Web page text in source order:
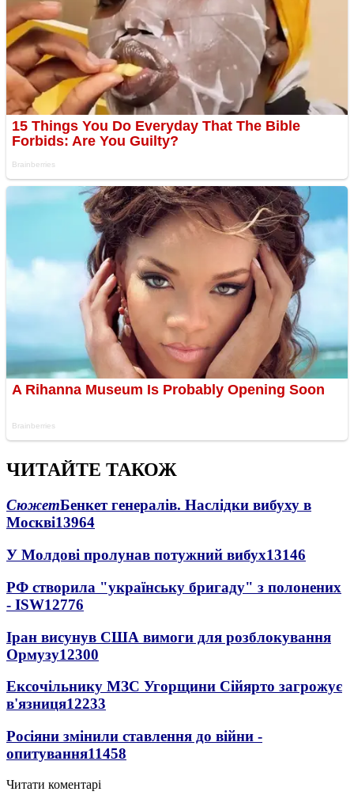
ЧИТАЙТЕ ТАКОЖ
СюжетБенкет генералів. Наслідки вибуху в
Москві13964
У Молдові пролунав потужний вибух13146
РФ створила "українську бригаду" з полонених
- ISW12776
Іран висунув США вимоги для розблокування
Ормузу12300
Ексочільнику МЗС Угорщини Сійярто загрожує
в'язниця12233
Росіяни змінили ставлення до війни -
опитування11458
Читати коментарі